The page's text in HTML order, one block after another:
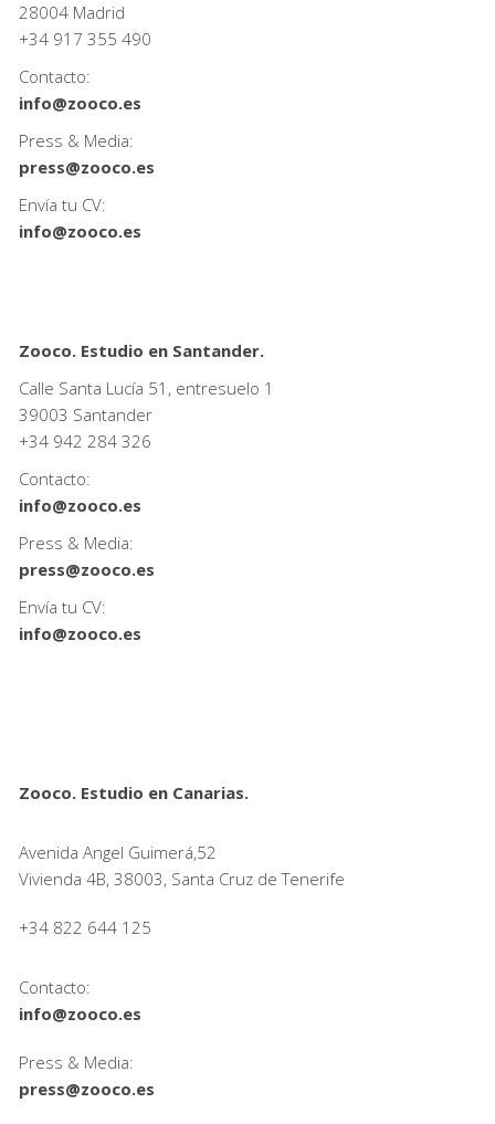
28004 Madrid
+34 917 355 490
Contacto:
info@zooco.es
Press & Media:
press@zooco.es
Envía tu CV:
info@zooco.es
Zooco. Estudio en Santander.
Calle Santa Lucía 51, entresuelo 1
39003 Santander
+34 942 284 326
Contacto:
info@zooco.es
Press & Media:
press@zooco.es
Envía tu CV:
info@zooco.es
Zooco. Estudio en Canarias.
Avenida Angel Guimerá,52
Vivienda 4B, 38003, Santa Cruz de Tenerife
+34 822 644 125
Contacto:
info@zooco.es
Press & Media:
press@zooco.es